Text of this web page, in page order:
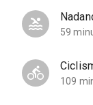
59
109